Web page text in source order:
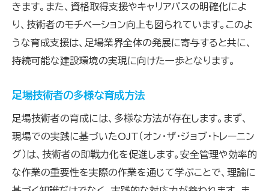
きます。また、資格取得支援やキャリアパスの明確化によ
り、技術者のモチベーション向上も図られています。このよ
うな育成支援は、足場業界全体の発展に寄与すると共に、
持続可能な建設環境の実現に向けた一歩となります。
足場技術者の多様な育成方法
足場技術者の育成には、多様な方法が存在します。まず、
現場での実践に基づいたOJT（オン・ザ・ジョブ・トレーニン
グ）は、技術者の即戦力化を促進します。安全管理や効率的
な作業の重要性を実際の作業を通じて学ぶことで、理論に